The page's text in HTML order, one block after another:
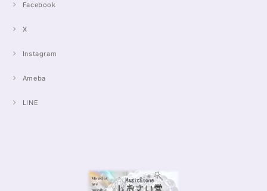
Facebook
X
Instagram
Ameba
LINE